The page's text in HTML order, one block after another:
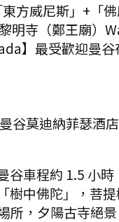
威尼斯」+「
明寺（鄭王廟
】最受歡迎曼
谷莫迪納菲瑟酒
車程約 1.5 小
中佛陀」，菩
，夕陽古寺絕